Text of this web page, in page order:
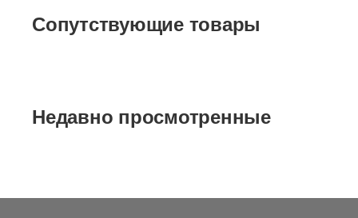
Сопутствующие товары
Недавно просмотренные